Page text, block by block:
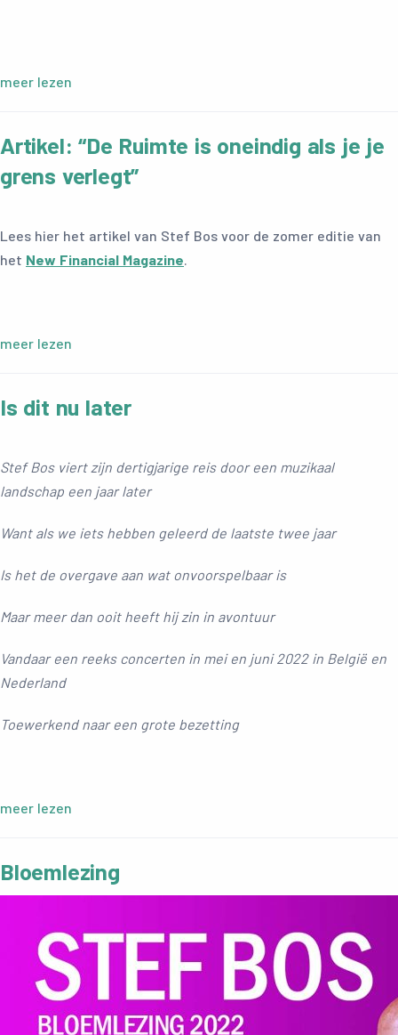
meer lezen
Artikel: “De Ruimte is oneindig als je je
grens verlegt”
Lees hier het artikel van Stef Bos voor de zomer editie van
het New Financial Magazine.
meer lezen
Is dit nu later
Stef Bos viert zijn dertigjarige reis door een muzikaal
landschap een jaar later
Want als we iets hebben geleerd de laatste twee jaar
Is het de overgave aan wat onvoorspelbaar is
Maar meer dan ooit heeft hij zin in avontuur
Vandaar een reeks concerten in mei en juni 2022 in België en
Nederland
Toewerkend naar een grote bezetting
meer lezen
Bloemlezing